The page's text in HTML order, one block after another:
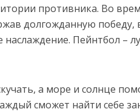
противника. Во
долгожданную победу,
Пейнтбол –
а море и солнце
сможет найти себе